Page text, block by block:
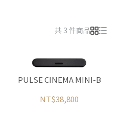
共 3 件商品
PULSE CINEMA MINI-B
NT$38,800